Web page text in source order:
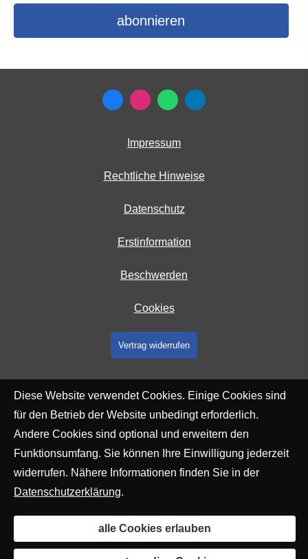
Impressum
Rechtliche Hinweise
Datenschutz
Erstinformation
Beschwerden
Cookies
Vertrag widerrufen
Diese Website verwendet Cookies. Einige Cookies sind
für den Betrieb der Website unbedingt erforderlich.
Andere Cookies sind optional und erweitern den
Funktionsumfang. Sie können Ihre Einwilligung jederzeit
widerrufen. Nähere Informationen finden Sie in der
Datenschutzerklärung.
alle Cookies erlauben